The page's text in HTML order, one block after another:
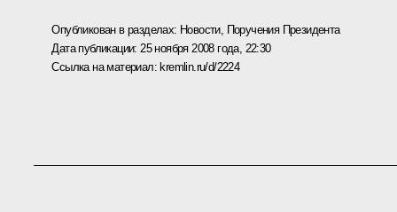
Опубликован в разделах: Новости, Поручения Президента
Дата публикации: 25 ноября 2008 года, 22:30
Ссылка на материал:kremlin.ru/d/2224